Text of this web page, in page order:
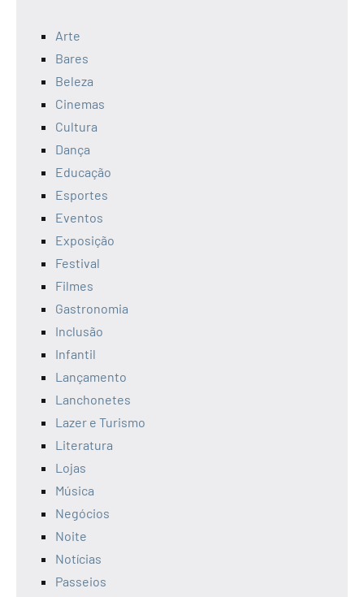
Arte
Bares
Beleza
Cinemas
Cultura
Dança
Educação
Esportes
Eventos
Exposição
Festival
Filmes
Gastronomia
Inclusão
Infantil
Lançamento
Lanchonetes
Lazer e Turismo
Literatura
Lojas
Música
Negócios
Noite
Notícias
Passeios